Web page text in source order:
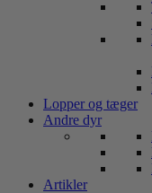
Lopper og tæger
Andre dyr
Artikler